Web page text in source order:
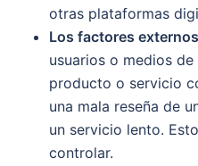
otras plataformas
Los factores externos
usuarios o medios
producto o servicio
una mala reseña de
un servicio lento.
controlar.